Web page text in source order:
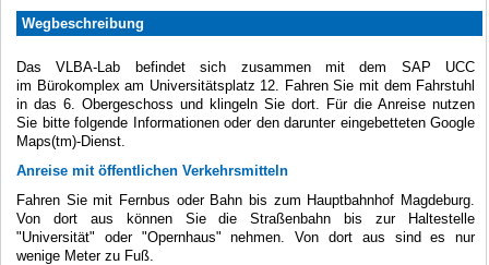
Wegbeschreibung
Das VLBA-Lab befindet sich zusammen mit dem SAP UCC
im Bürokomplex am Universitätsplatz 12. Fahren Sie mit dem Fahrstuhl
in das 6. Obergeschoss und klingeln Sie dort. Für die Anreise nutzen
Sie bitte folgende Informationen oder den darunter eingebetteten Google
Maps(tm)-Dienst.
Anreise mit öffentlichen Verkehrsmitteln
Fahren Sie mit Fernbus oder Bahn bis zum Hauptbahnhof Magdeburg.
Von dort aus können Sie die Straßenbahn bis zur Haltestelle
"Universität" oder "Opernhaus" nehmen. Von dort aus sind es nur
wenige Meter zu Fuß.